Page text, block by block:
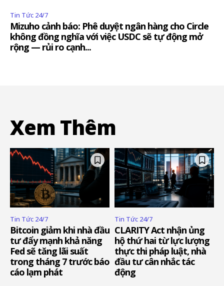
Tin Tức 24/7
Mizuho cảnh báo: Phê duyệt ngân hàng cho Circle
không đồng nghĩa với việc USDC sẽ tự động mở
rộng — rủi ro cạnh...
Xem Thêm
Tin Tức 24/7
Bitcoin giảm khi nhà đầu
tư đẩy mạnh khả năng
Fed sẽ tăng lãi suất
trong tháng 7 trước báo
cáo lạm phát
Tin Tức 24/7
CLARITY Act nhận ủng
hộ thứ hai từ lực lượng
thực thi pháp luật, nhà
đầu tư cân nhắc tác
động